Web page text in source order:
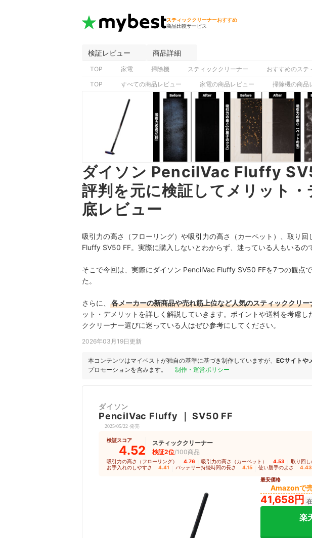
スティッククリーナーおすすめ
商品比較サービス
検証レビュー 商品詳細
TOP 家電 掃除機 スティッククリーナー おすすめのステ
TOP すべての商品レビュー 家電の商品レビュー 掃除機の商品
ダイソン PencilVac Fluffy
評判を元に検証してメリット
底レビュー
吸引力の高さ（フローリング）や吸引力の高さ（カーペット）、取り
Fluffy SV50 FF。実際に購入しないとわからず、迷っている人もいるの
そこで今回は、実際にダイソン PencilVac Fluffy SV50 FFを7つの観点
た。
さらに、 各メーカーの新商品や売れ筋上位など人気のスティッククリー
ット・デメリットを詳しく解説していきます。ポイントや送料を考慮
ククリーナー選びに迷っている人はぜひ参考にしてください。
2026年03月19日更新
本コンテンツはマイベストが独自の基準に基づき制作していますが、 ECサイトや
プロモーションを含みます。
制作・運営ポリシー
ダイソン
PencilVac Fluffy ｜SV50 FF
2025/05/22 発売
検証スコア
4.52
スティッククリーナー
検証2位/100商品
吸引力の高さ（フローリング） 4.76 吸引力の高さ（カーペット） 4.53 取り回し
お手入れのしやすさ 4.41 バッテリー持続時間の長さ 4.15 使い勝手のよさ 4.43
最安価格
Amazonで
41,658円
楽